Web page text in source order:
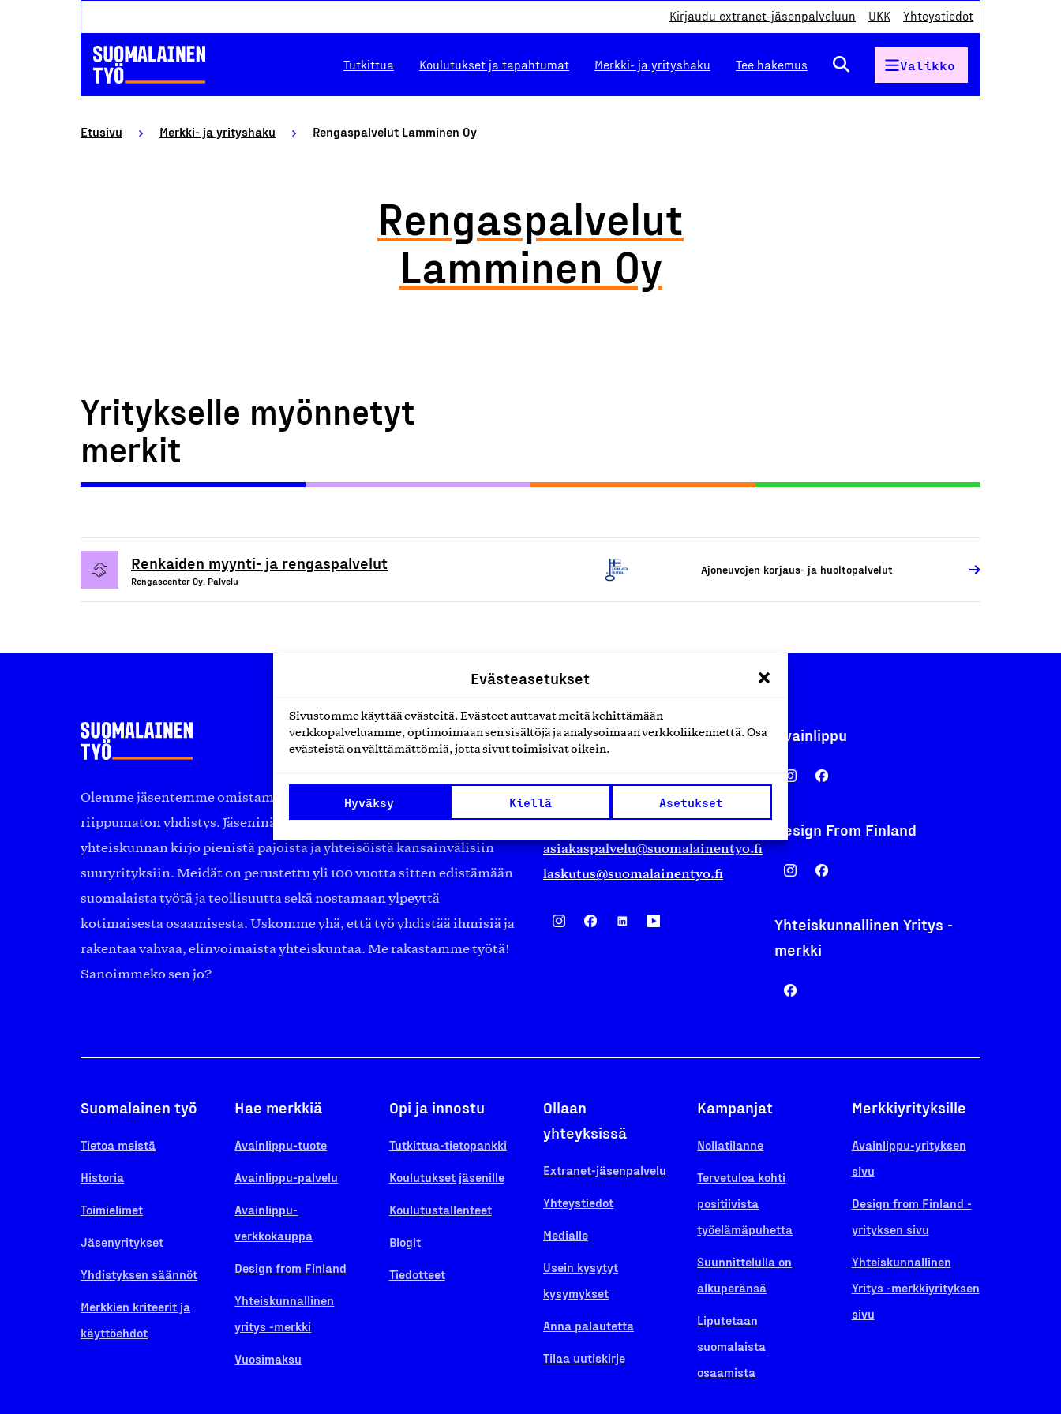
Evästeasetukset
Sivustomme käyttää evästeitä. Evästeet auttavat meitä kehittämään
verkkopalveluamme, optimoimaan sen sisältöjä ja analysoimaan verkkoliikennettä. Osa
evästeistä on välttämättömiä, jotta sivut toimisivat oikein.
Hyväksy Kiellä Asetukset
Kirjaudu extranet-jäsenpalveluun UKK Yhteystiedot
Tutkittua Koulutukset ja tapahtumat Merkki- ja yrityshaku Tee hakemus Valikko
Etusivu Merkki- ja yrityshaku Rengaspalvelut Lamminen Oy
Rengaspalvelut
Lamminen Oy
Yritykselle myönnetyt
merkit
Renkaiden myynti- ja rengaspalvelut
Rengascenter Oy, Palvelu
Ajoneuvojen korjaus- ja huoltopalvelut
Olemme jäsentemme omistama puolueeton, työmarkkinajärjestöistä
riippumaton yhdistys. Jäseninämme on koko suomalaisen
yhteiskunnan kirjo pienistä pajoista ja yhteisöistä kansainvälisiin
suuryrityksiin. Meidät on perustettu yli 100 vuotta sitten edistämään
suomalaista työtä ja teollisuutta sekä nostamaan ylpeyttä
kotimaisesta osaamisesta. Uskomme yhä, että työ yhdistää ihmisiä ja
rakentaa vahvaa, elinvoimaista yhteiskuntaa. Me rakastamme työtä!
Sanoimmeko sen jo?
Suomalainen työ ry
00130 Helsinki
Finland
asiakaspalvelu@suomalainentyo.fi
laskutus@suomalainentyo.fi
Avainlippu
Design From Finland
Yhteiskunnallinen Yritys -
merkki
Suomalainen työ
Tietoa meistä
Historia
Toimielimet
Jäsenyritykset
Yhdistyksen säännöt
Merkkien kriteerit ja
käyttöehdot
Hae merkkiä
Avainlippu-tuote
Avainlippu-palvelu
Avainlippu-
verkkokauppa
Design from Finland
Yhteiskunnallinen
yritys -merkki
Vuosimaksu
Opi ja innostu
Tutkittua-tietopankki
Koulutukset jäsenille
Koulutustallenteet
Blogit
Tiedotteet
Ollaan
yhteyksissä
Extranet-jäsenpalvelu
Yhteystiedot
Medialle
Usein kysytyt
kysymykset
Anna palautetta
Tilaa uutiskirje
Kampanjat
Nollatilanne
Tervetuloa kohti
positiivista
työelämäpuhetta
Suunnittelulla on
alkuperänsä
Liputetaan
suomalaista
osaamista
Merkkiyrityksille
Avainlippu-yrityksen
sivu
Design from Finland -
yrityksen sivu
Yhteiskunnallinen
Yritys -merkkiyrityksen
sivu